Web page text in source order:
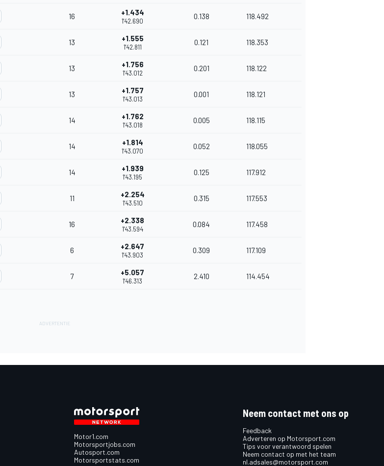
16 +1.434
1'42.690
0.138 118.492
13 +1.555
1'42.811
0.121 118.353
13 +1.756
1'43.012
0.201 118.122
13 +1.757
1'43.013
0.001 118.121
14 +1.762
1'43.018
0.005 118.115
14 +1.814
1'43.070
0.052 118.055
14 +1.939
1'43.195
0.125 117.912
11 +2.254
1'43.510
0.315 117.553
16 +2.338
1'43.594
0.084 117.458
6 +2.647
1'43.903
0.309 117.109
7 +5.057
1'46.313
2.410 114.454
Motor1.com
Motorsportjobs.com
Autosport.com
Motorsportstats.com
Neem contact met ons op
Feedback
Adverteren op Motorsport.com
Tips voor verantwoord spelen
Neem contact op met het team
nl.adsales@motorsport.com